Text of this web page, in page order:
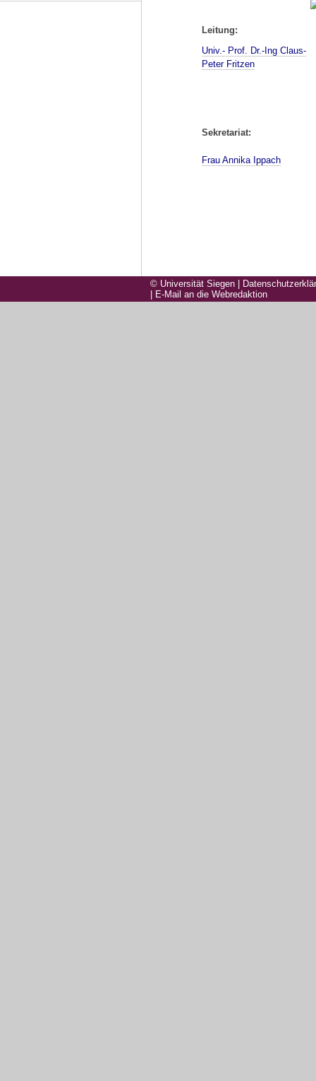
Leitung:
Univ.- Prof. Dr.-Ing Claus-
Peter Fritzen
Sekretariat:
Frau Annika Ippach
© Universität Siegen|
E-Mail an die Webredaktion